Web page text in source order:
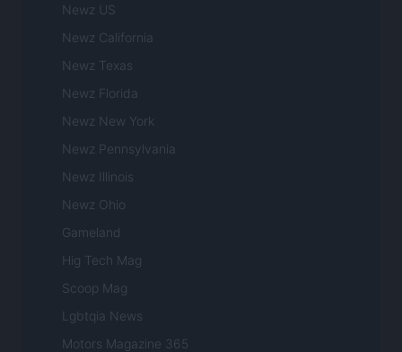
Newz US
Newz California
Newz Texas
Newz Florida
Newz New York
Newz Pennsylvania
Newz Illinois
Newz Ohio
Gameland
Hig Tech Mag
Scoop Mag
Lgbtqia News
Motors Magazine 365